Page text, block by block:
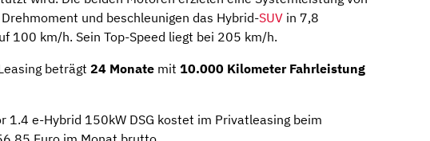
und beschleunigen das Hybrid-SUV in 7,8
100 km/h. Sein Top-Speed liegt bei 205 km/h.
beträgt 24 Monate mit 10.000 Kilometer Fahrleistung
1.4 e-Hybrid 150kW DSG kostet im Privatleasing beim